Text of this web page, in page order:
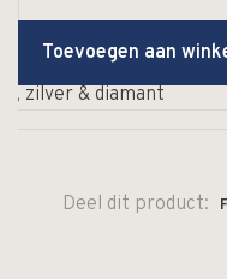
Toevoegen aan
zilver & diamant
Deel dit product: